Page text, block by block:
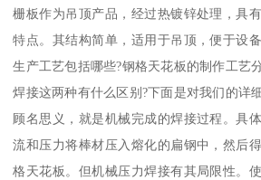
栅板作为吊顶产品，经过热镀锌处理，具
特点。其结构简单，适用于吊顶，便于设
生产工艺包括哪些?钢格天花板的制作工艺
焊接这两种有什么区别?下面是对我们的详
顾名思义，就是机械完成的焊接过程。具
流和压力将棒材压入熔化的扁钢中，然后
格天花板。但机械压力焊接有其局限性。